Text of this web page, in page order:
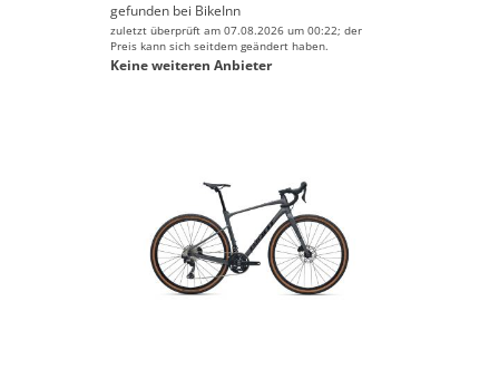
gefunden bei BikeInn
zuletzt überprüft am 07.08.2026 um 00:22; der
Preis kann sich seitdem geändert haben.
Keine weiteren Anbieter